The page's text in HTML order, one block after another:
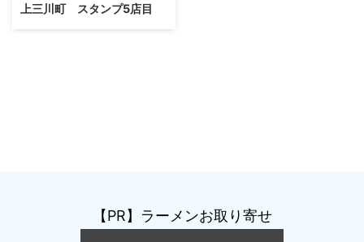
上三川町 スタンプ5店目
【PR】ラーメンお取り寄せ